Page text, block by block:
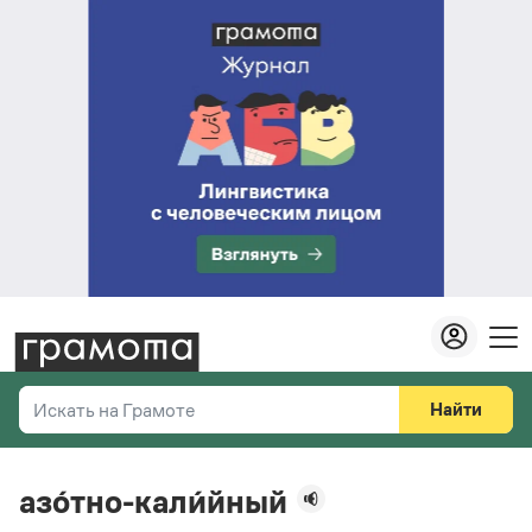
Искать на Грамоте
Справочная служба
Найти
азо́тно-кали́йный